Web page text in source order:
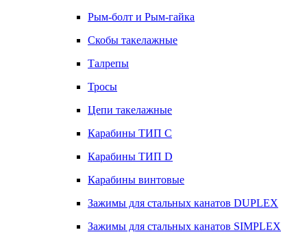
Рым-болт и Рым-гайка
Скобы такелажные
Талрепы
Тросы
Цепи такелажные
Карабины ТИП C
Карабины ТИП D
Карабины винтовые
Зажимы для стальных канатов DUPLEX
Зажимы для стальных канатов SIMPLEX